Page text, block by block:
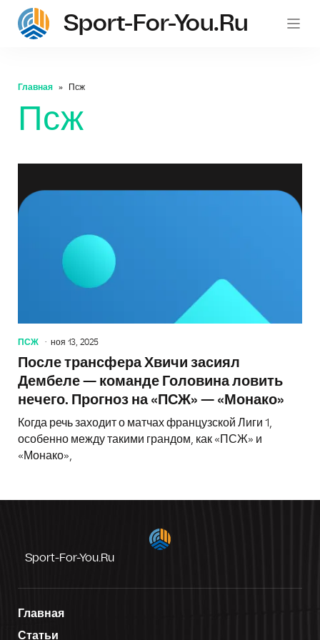
Sport-For-You.ru
Главная Псж
Псж
ПСЖ ноя 13, 2025
После трансфера Хвичи засиял
Дембеле — команде Головина ловить
нечего. Прогноз на «ПСЖ» — «Монако»
Когда речь заходит о матчах французской Лиги 1,
особенно между такими грандом, как «ПСЖ» и
«Монако»,
Sport-For-You.ru
Главная
Статьи